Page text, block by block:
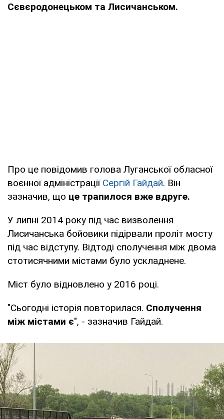
Сєвєродонецьком та Лисичанськом.
Про це повідомив голова Луганської обласної
воєнної адміністрації Сергій Гайдай. Він
зазначив, що це трапилося вже вдруге.
У липні 2014 року під час визволення
Лисичанська бойовики підірвали проліт мосту
під час відступу. Відтоді сполучення між двома
стотисячними містами було ускладнене.
Міст було відновлено у 2016 році.
"Сьогодні історія повторилася. Сполучення
між містами є", - зазначив Гайдай.